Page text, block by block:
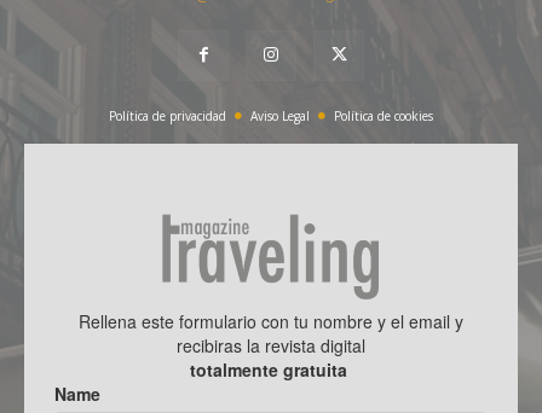
Política de privacidad Aviso Legal Política de cookies